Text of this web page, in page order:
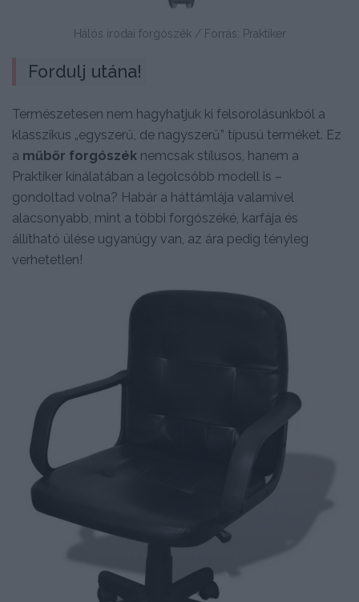
Hálós irodai forgószék / Forrás: Praktiker
Fordulj utána!
Természetesen nem hagyhatjuk ki felsorolásunkból a
klasszikus „egyszerű, de nagyszerű” típusú terméket. Ez
a műbőr forgószék nemcsak stílusos, hanem a
Praktiker kínálatában a legolcsóbb modell is –
gondoltad volna? Habár a háttámlája valamivel
alacsonyabb, mint a többi forgószéké, karfája és
állítható ülése ugyanúgy van, az ára pedig tényleg
verhetetlen!